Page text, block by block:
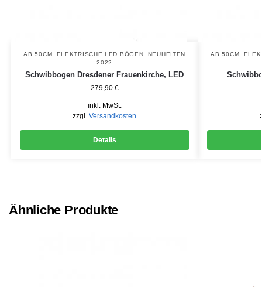
AB 50CM ELEKTRISCHE LED BÖGEN
NEUHEITEN
2022
Schwibbogen Dresdener Frauenkirche, LED
279,90 €
inkl. MwSt.
zzgl.Versandkosten
Details
AB 50CM
Ähnliche Produkte